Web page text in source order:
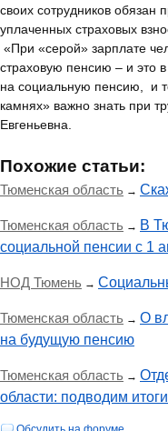
своих сотрудников
уплаченных страховых
«При «серой» зарплате
страховую пенсию – и это
на социальную пенсию, и
камнях» важно знать при
Евгеньевна.
Похожие статьи:
Тюменская область →
Тюменская область → В
социальной пенсии с 1
НОД Тюмень →
Тюменская область → О
на будущую пенсию
Тюменская область →
области: подводим